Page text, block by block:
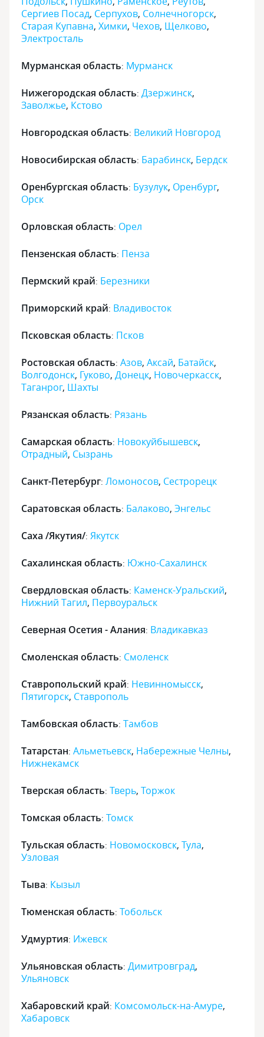
Сергиев Посад, Серпухов, Солнечногорск,
Старая Купавна, Химки, Чехов, Щелково,
Электросталь
Мурманская область: Мурманск
Нижегородская область: Дзержинск,
Заволжье, Кстово
Новгородская область: Великий Новгород
Новосибирская область: Барабинск, Бердск
Оренбургская область: Бузулук, Оренбург,
Орск
Орловская область: Орел
Пензенская область: Пенза
Пермский край: Березники
Приморский край: Владивосток
Псковская область: Псков
Ростовская область: Азов, Аксай, Батайск,
Волгодонск, Гуково, Донецк, Новочеркасск,
Таганрог, Шахты
Рязанская область: Рязань
Самарская область: Новокуйбышевск,
Отрадный, Сызрань
Санкт-Петербург: Ломоносов, Сестрорецк
Саратовская область: Балаково, Энгельс
Саха /Якутия/: Якутск
Сахалинская область: Южно-Сахалинск
Свердловская область: Каменск-Уральский,
Нижний Тагил, Первоуральск
Северная Осетия - Алания: Владикавказ
Смоленская область: Смоленск
Ставропольский край: Невинномысск,
Пятигорск, Ставрополь
Тамбовская область: Тамбов
Татарстан: Альметьевск, Набережные Челны,
Нижнекамск
Тверская область: Тверь, Торжок
Томская область: Томск
Тульская область: Новомосковск, Тула,
Узловая
Тыва: Кызыл
Тюменская область: Тобольск
Удмуртия: Ижевск
Ульяновская область: Димитровград,
Ульяновск
Хабаровский край: Комсомольск-на-Амуре,
Хабаровск